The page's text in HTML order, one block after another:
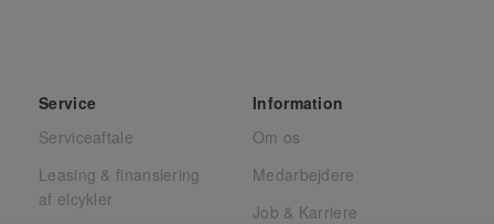
Service
Serviceaftale
Leasing & finansiering
af elcykler
Information
Om os
Medarbejdere
Job & Karriere